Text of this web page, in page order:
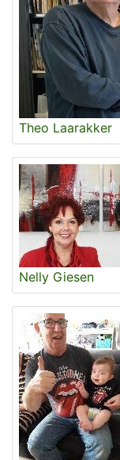
Theo Laarakker
Nelly Giesen